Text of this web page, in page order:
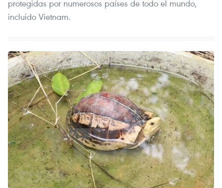
protegidas por numerosos países de todo el mundo,
incluido Vietnam.